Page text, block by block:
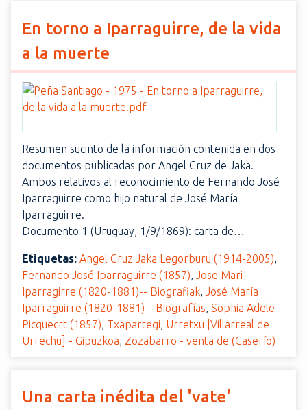
En torno a Iparraguirre, de la vida
a la muerte
Resumen sucinto de la información contenida en dos
documentos publicadas por Angel Cruz de Jaka.
Ambos relativos al reconocimiento de Fernando José
Iparraguirre como hijo natural de José María
Iparraguirre.
Documento 1 (Uruguay, 1/9/1869): carta de…
Etiquetas: Angel Cruz Jaka Legorburu (1914-2005),
Fernando José Iparraguirre (1857), Jose Mari
Iparragirre (1820-1881)-- Biografiak, José María
Iparraguirre (1820-1881)-- Biografías, Sophia Adele
Picquecrt (1857), Txapartegi, Urretxu [Villarreal de
Urrechu] - Gipuzkoa, Zozabarro - venta de (Caserío)
Una carta inédita del 'vate'